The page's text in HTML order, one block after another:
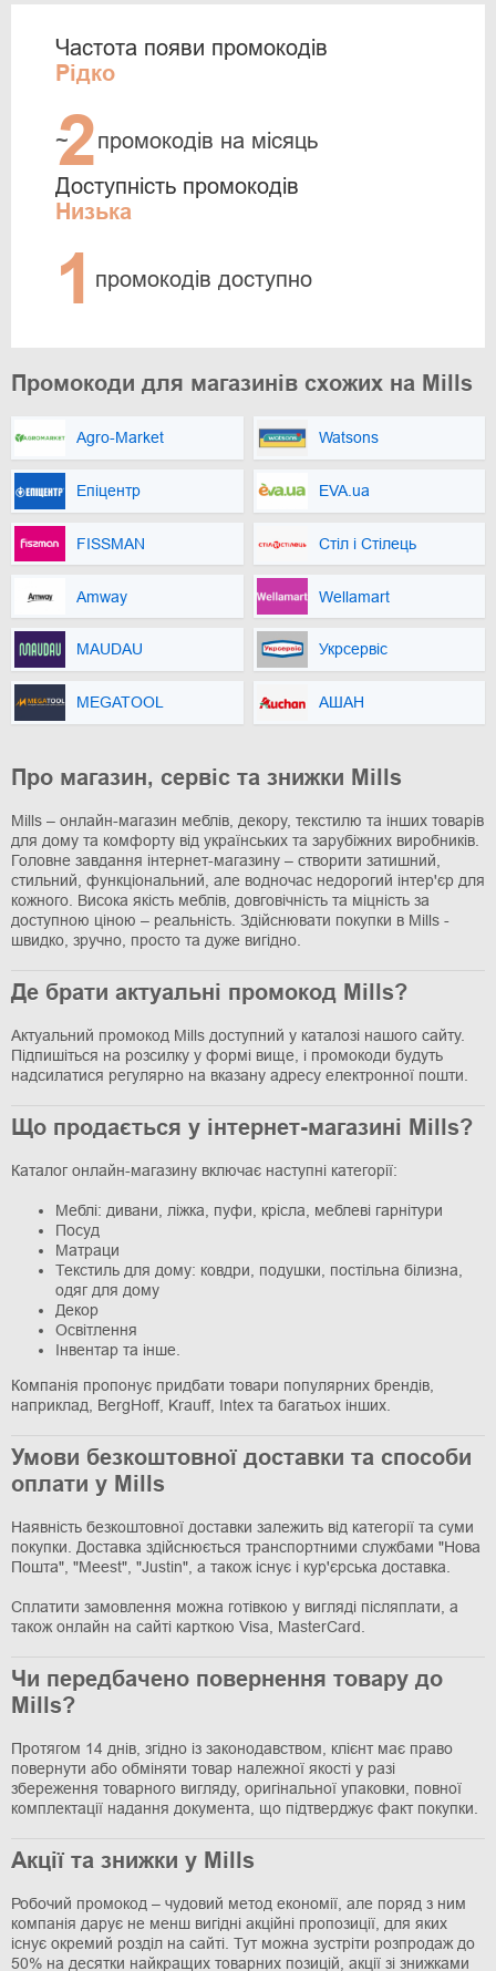
Частота появи промокодів
Рідко
~
2промокодів на місяць
Доступність промокодів
Низька
1 промокодів доступно
Промокоди для магазинів схожих на Mills
Agro-Market Watsons
Епіцентр EVA.ua
FISSMAN Стіл і Стілець
Amway Wellamart
MAUDAU Укрсервіс
MEGATOOL АШАН
Про магазин, сервіс та знижки Mills
Mills – онлайн-магазин меблів, декору, текстилю та інших товарів
для дому та комфорту від українських та зарубіжних виробників.
Головне завдання інтернет-магазину – створити затишний,
стильний, функціональний, але водночас недорогий інтер'єр для
кожного. Висока якість меблів, довговічність та міцність за
доступною ціною – реальність. Здійснювати покупки в Mills -
швидко, зручно, просто та дуже вигідно.
Де брати актуальні промокод Mills?
Актуальний промокод Mills доступний у каталозі нашого сайту.
Підпишіться на розсилку у формі вище, і промокоди будуть
надсилатися регулярно на вказану адресу електронної пошти.
Що продається у інтернет-магазині Mills?
Каталог онлайн-магазину включає наступні категорії:
Меблі: дивани, ліжка, пуфи, крісла, меблеві гарнітури
Посуд
Матраци
Текстиль для дому: ковдри, подушки, постільна білизна,
одяг для дому
Декор
Освітлення
Інвентар та інше.
Компанія пропонує придбати товари популярних брендів,
наприклад, BergHoff, Krauff, Intex та багатьох інших.
Умови безкоштовної доставки та способи
оплати у Mills
Наявність безкоштовної доставки залежить від категорії та суми
покупки. Доставка здійснюється транспортними службами "Нова
Пошта", "Meest", "Justin", а також існує і кур'єрська доставка.
Сплатити замовлення можна готівкою у вигляді післяплати, а
також онлайн на сайті карткою Visa, MasterCard.
Чи передбачено повернення товару до
Mills?
Протягом 14 днів, згідно із законодавством, клієнт має право
повернути або обміняти товар належної якості у разі
збереження товарного вигляду, оригінальної упаковки, повної
комплектації надання документа, що підтверджує факт покупки.
Акції та знижки у Mills
Робочий промокод – чудовий метод економії, але поряд з ним
компанія дарує не менш вигідні акційні пропозиції, для яких
існує окремий розділ на сайті. Тут можна зустріти розпродаж до
50% на десятки найкращих товарних позицій, акції зі знижками